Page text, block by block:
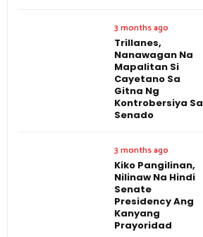
3 months ago
Trillanes,
Nanawagan Na
Mapalitan Si
Cayetano Sa
Gitna Ng
Kontrobersiya Sa
Senado
3 months ago
Kiko Pangilinan,
Nilinaw Na Hindi
Senate
Presidency Ang
Kanyang
Prayoridad